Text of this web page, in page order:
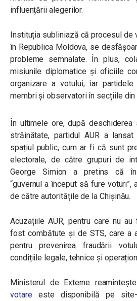
influențării alegerilor.
Instituția subliniază că procesul de
în Republica Moldova, se
probleme semnalate. În plus,
misiunile diplomatice și oficiile
organizare a votului, iar
membri și observatori în secțiile din
În ultimele ore, după
străinătate, partidul AUR a
spațiul public, cum ar fi că sunt
electorale, de către grupuri de
George Simion a pretins că în
“guvernul a început să fure
de către autoritățile de la Chișinău.
Acuzațiile AUR, pentru care nu
fost combătute și de STS, care a
pentru prevenirea fraudării
condițiile legale, tehnice și
Ministerul de Externe
votareeste disponibilă pe